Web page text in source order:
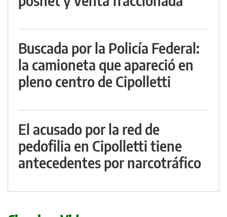
Buscada por la Policía Federal:
la camioneta que apareció en
pleno centro de Cipolletti
El acusado por la red de
pedofilia en Cipolletti tiene
antecedentes por narcotráfico